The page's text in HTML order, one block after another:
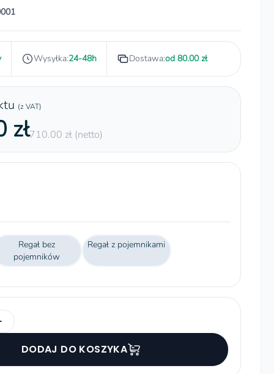
Wysyłka:24-48h Dostawa:od 80.00 zł
(z VAT)
zł710.00 zł (netto)
Regał bez
pojemników
Regał z pojemnikami
DODAJ DO KOSZYKA